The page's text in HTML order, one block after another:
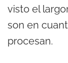
visto el
son en
procesan.